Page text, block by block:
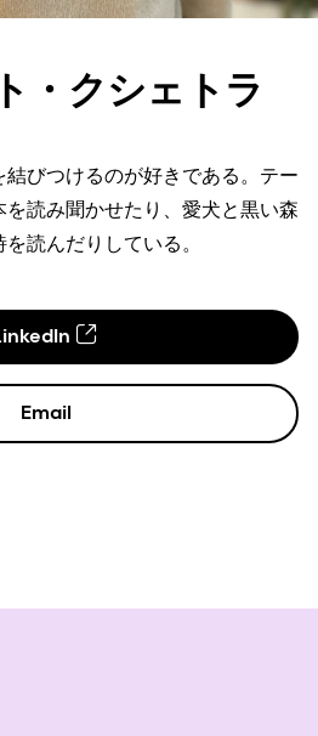
・クシェトラ
びつけるのが好きである。テー
読み聞かせたり、愛犬と黒い森
読んだりしている。
Email